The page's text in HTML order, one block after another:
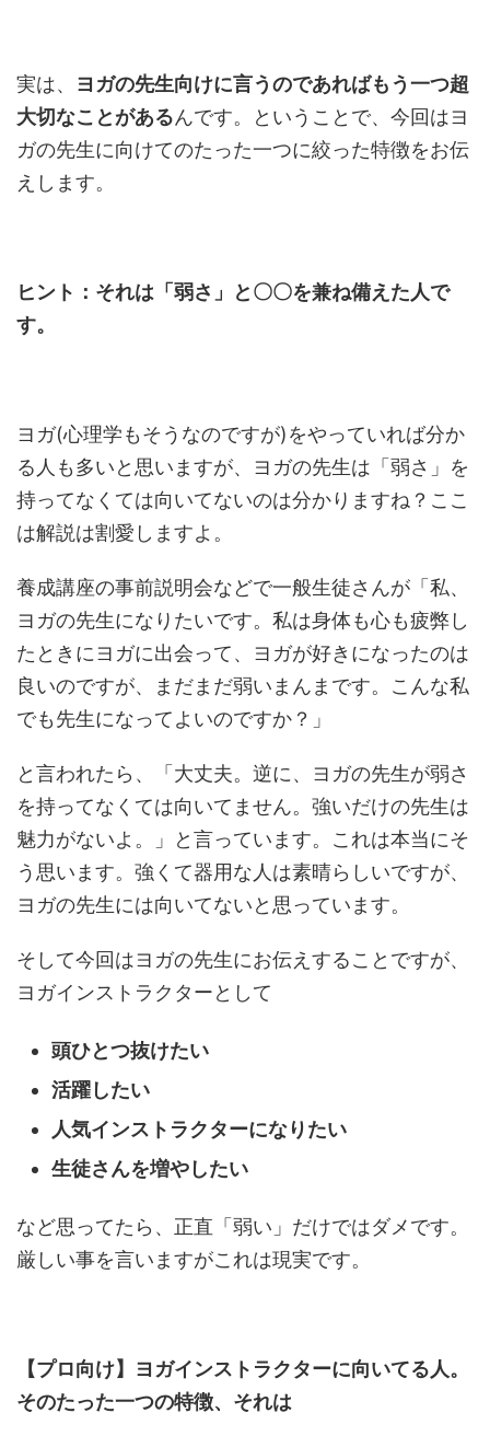
実は、 ヨガの先生向けに言うのであればもう一つ超
大切なことがあるんです。ということで、今回はヨ
ガの先生に向けてのたった一つに絞った特徴をお伝
えします。
ヒント：それは「弱さ」と〇〇を兼ね備えた人で
す。
ヨガ(心理学もそうなのですが)をやっていれば分か
る人も多いと思いますが、ヨガの先生は「弱さ」を
持ってなくては向いてないのは分かりますね？ここ
は解説は割愛しますよ。
養成講座の事前説明会などで一般生徒さんが「私、
ヨガの先生になりたいです。私は身体も心も疲弊し
たときにヨガに出会って、ヨガが好きになったのは
良いのですが、まだまだ弱いまんまです。こんな私
でも先生になってよいのですか？」
と言われたら、「大丈夫。逆に、ヨガの先生が弱さ
を持ってなくては向いてません。強いだけの先生は
魅力がないよ。」と言っています。これは本当にそ
う思います。強くて器用な人は素晴らしいですが、
ヨガの先生には向いてないと思っています。
そして今回はヨガの先生にお伝えすることですが、
ヨガインストラクターとして
頭ひとつ抜けたい
活躍したい
人気インストラクターになりたい
生徒さんを増やしたい
など思ってたら、正直「弱い」だけではダメです。
厳しい事を言いますがこれは現実です。
【プロ向け】ヨガインストラクターに向いてる人。
そのたった一つの特徴、それは